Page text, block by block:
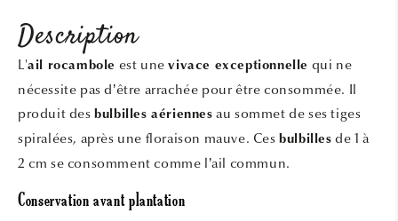
Description
L'ail rocambole est une vivace exceptionnelle qui ne
nécessite pas d’être arrachée pour être consommée. Il
produit des bulbilles aériennes au sommet de ses tiges
spiralées, après une floraison mauve. Ces bulbilles de 1 à
2 cm se consomment comme l’ail commun.
Conservation avant plantation